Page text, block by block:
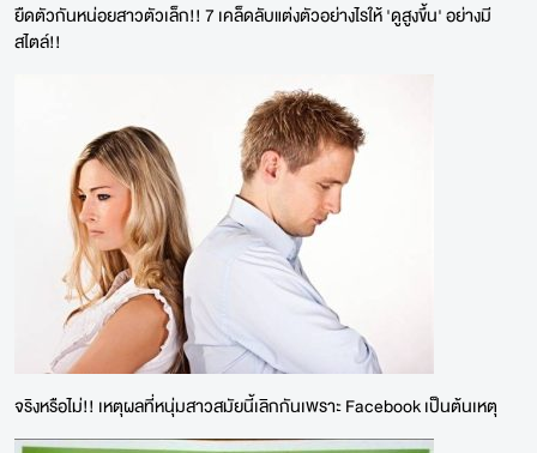
ยืดตัวกันหน่อยสาวตัวเล็ก!! 7 เคล็ดลับแต่งตัวอย่างไรให้ 'ดูสูงขึ้น' อย่างมี
สไตล์!!
จริงหรือไม่!! เหตุผลที่หนุ่มสาวสมัยนี้เลิกกันเพราะ Facebook เป็นต้นเหตุ